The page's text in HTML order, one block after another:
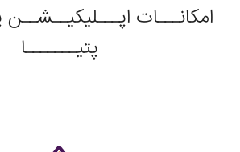
امکانـــات
پتیـــــــا